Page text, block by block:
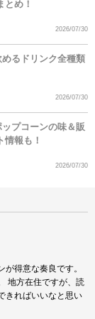
め！
2026/07/30
めるドリンク全種類
2026/07/30
ップコーンの味＆販
報も！
2026/07/30
得意な奏良です。
地方在住ですが、読
きればいいなと思い